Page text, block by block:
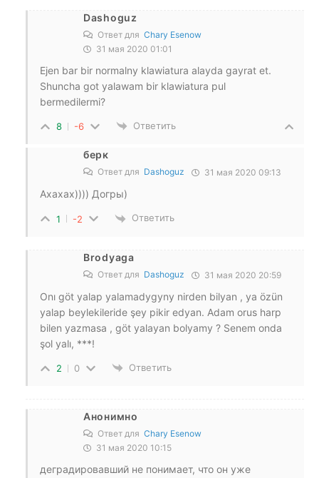
Dashoguz
Ответ для Chary Esenow
31 мая 2020 01:01
Ejen bar bir normalny klawiatura alayda gayrat et.
Shuncha got yalawam bir klawiatura pul
bermedilermi?
8 -6 Ответить
берк
Ответ для Dashoguz 31 мая 2020 09:13
Ахахах)))) Догры)
1 -2 Ответить
Brodyaga
Ответ для Dashoguz 31 мая 2020 20:59
Onı göt yalap yalamadygyny nirden bilyan , ya özün
yalap beylekileride şey pikir edyan. Adam orus harp
bilen yazmasa , göt yalayan bolyamy ? Senem onda
şol yalı, ***!
2 0 Ответить
Анонимно
Ответ для Chary Esenow
31 мая 2020 10:15
деградировавший не понимает, что он уже